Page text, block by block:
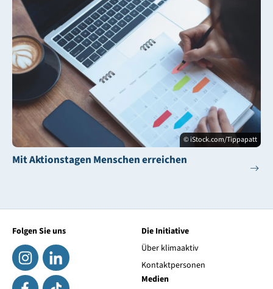
© iStock.com/Tippapatt
Mit Aktionstagen Menschen erreichen
Folgen Sie uns
Die Initiative
Über klimaaktiv
Kontaktpersonen
Medien